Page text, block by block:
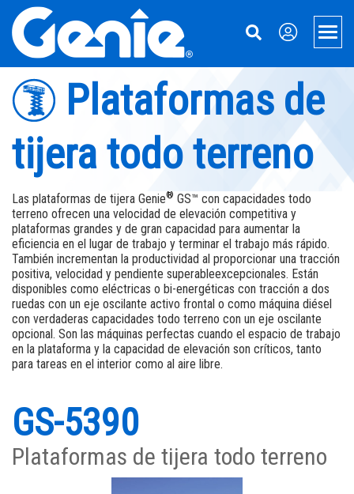
Main
Navigation
Main
Content
Footer
Menu
Elevadores
Plataformas Xtra Capacity
Plataformas telescópicas
Accesorios de plataformas y tijeras
Plataformas articuladas remolcables
Plataformas de tijera eléctricas
Plataformas de tijera todo terreno
Elevadores de personas
Manipulación de materiales
Manipuladores telescópicos
Elevadores de Material
Equipo Usado
Servicios
Repuestos
Servicio técnico
Manuales
Seguridad
Capacitación
Garantía y Registro de producto
BIM - Building Information Management
Nuestra historia
Prensa y Medios
Contáctenos
Ubicaciones
Proveedores
Visite Terex.com
Relaciones con inversores Terex
Aerial Pros
Aplicaciones
Mining
Plataformas de
tijera todo terreno
Las plataformas de tijera Genie® GS™ con capacidades todo
terreno ofrecen una velocidad de elevación competitiva y
plataformas grandes y de gran capacidad para aumentar la
eficiencia en el lugar de trabajo y terminar el trabajo más rápido.
También incrementan la productividad al proporcionar una tracción
positiva, velocidad y pendiente superableexcepcionales. Están
disponibles como eléctricas o bi-energéticas con tracción a dos
ruedas con un eje oscilante activo frontal o como máquina diésel
con verdaderas capacidades todo terreno con un eje oscilante
opcional. Son las máquinas perfectas cuando el espacio de trabajo
en la plataforma y la capacidad de elevación son críticos, tanto
para tareas en el interior como al aire libre.
GS-5390
Plataformas de tijera todo terreno